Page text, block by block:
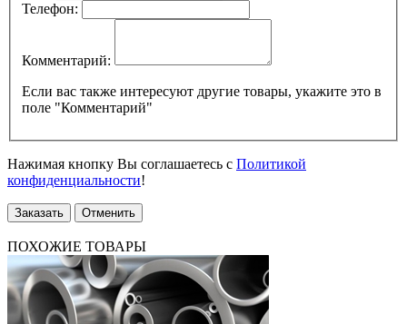
Телефон:
Комментарий:
Если вас также интересуют другие товары, укажите это в
поле "Комментарий"
Нажимая кнопку Вы соглашаетесь с Политикой
конфиденциальности!
Заказать Отменить
ПОХОЖИЕ ТОВАРЫ